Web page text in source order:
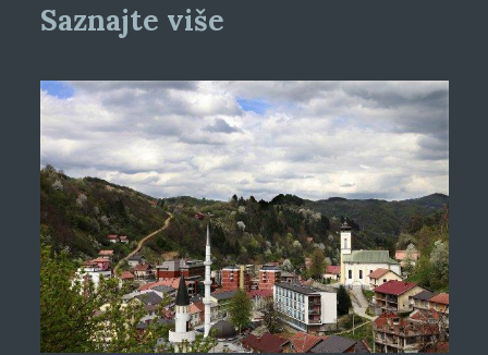
Saznajte više